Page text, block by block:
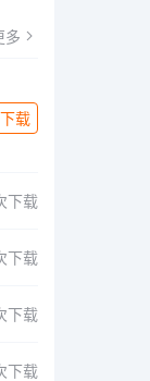
多
载
下载
下载
下载
下载